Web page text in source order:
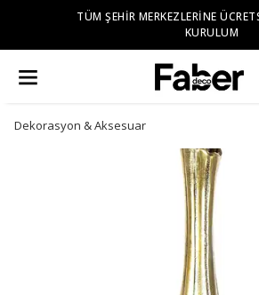
TÜM ŞEHIR MERKEZLERINE
KURULUM
Dekorasyon & Aksesuar